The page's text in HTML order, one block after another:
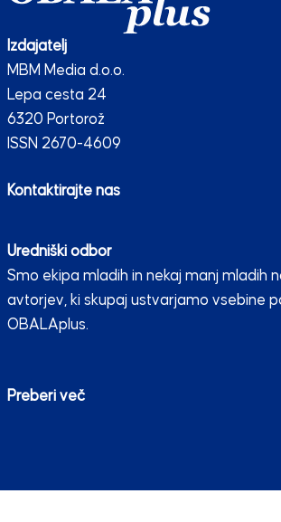
Izdajatelj
MBM Media d.o.o.
Lepa cesta 24
6320 Portorož
ISSN 2670-4609
Kontaktirajte nas
Uredniški odbor
Smo ekipa mladih in nekaj manj mladih
avtorjev, ki skupaj ustvarjamo vsebine
OBALAplus.
Preberi več